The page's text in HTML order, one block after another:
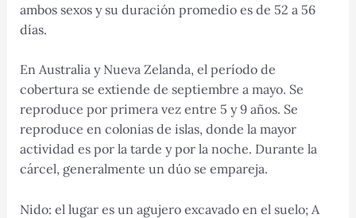
ambos sexos y su duración promedio es de 52 a 56
días.
En Australia y Nueva Zelanda, el período de
cobertura se extiende de septiembre a mayo. Se
reproduce por primera vez entre 5 y 9 años. Se
reproduce en colonias de islas, donde la mayor
actividad es por la tarde y por la noche. Durante la
cárcel, generalmente un dúo se empareja.
Nido: el lugar es un agujero excavado en el suelo; A